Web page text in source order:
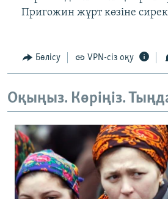
Пригожин жұрт көзіне сирек
Бөлісу VPN-сіз оқу
Оқыңыз. Көріңіз.